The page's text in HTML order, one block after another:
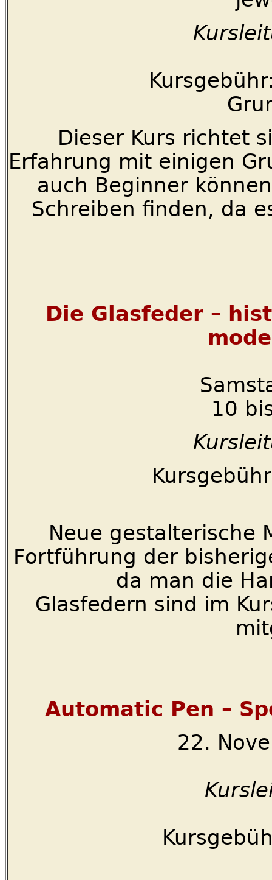
Dieser Kurs richtet
Erfahrung mit einigen
auch Beginner
Schreiben finden, da
Die Glasfeder –
10
Neue gestalterische
Fortführung der
da man die
Glasfedern sind im
Automatic Pen –
22.